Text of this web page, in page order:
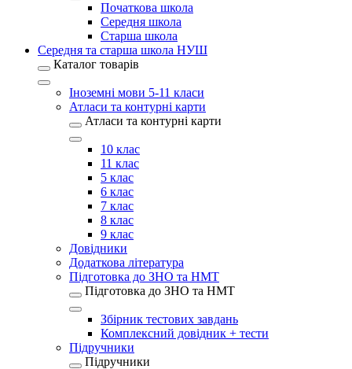
Початкова школа
Середня школа
Старша школа
Середня та старша школа НУШ
Каталог товарів
Іноземні мови 5-11 класи
Атласи та контурні карти
Атласи та контурні карти
10 клас
11 клас
5 клас
6 клас
7 клас
8 клас
9 клас
Довідники
Додаткова література
Підготовка до ЗНО та НМТ
Підготовка до ЗНО та НМТ
Збірник тестових завдань
Комплексний довідник + тести
Підручники
Підручники